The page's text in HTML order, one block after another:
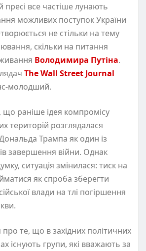
пресі все частіше лунають
можливих поступок України
не стільки на тему
скільки на питання
Володимира Путіна.
The Wall Street Journal
молодший.
що раніше ідея компромісу
територій розглядалася
Трампа як один із
завершення війни. Однак
ситуація змінилася: тиск на
як спроба зберегти
влади на тлі погіршення
про те, що в західних політичних
існують групи, які вважають за